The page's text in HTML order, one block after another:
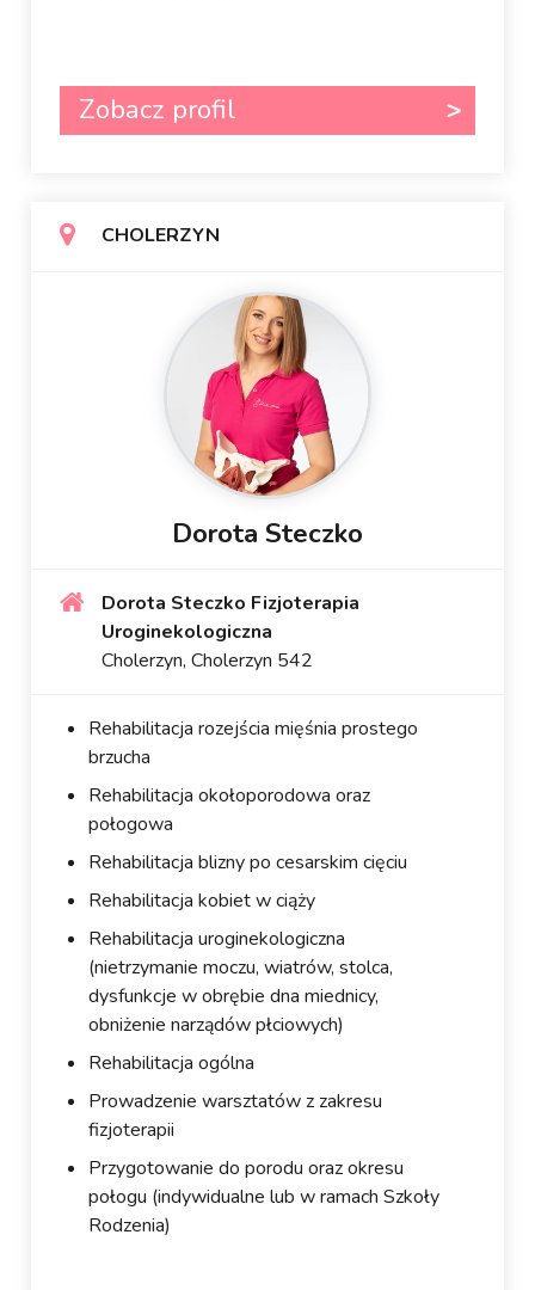
Zobacz profil
CHOLERZYN
Dorota Steczko
Dorota Steczko Fizjoterapia
Uroginekologiczna
Cholerzyn, Cholerzyn 542
Rehabilitacja rozejścia mięśnia prostego
brzucha
Rehabilitacja okołoporodowa oraz
połogowa
Rehabilitacja blizny po cesarskim cięciu
Rehabilitacja kobiet w ciąży
Rehabilitacja uroginekologiczna
(nietrzymanie moczu, wiatrów, stolca,
dysfunkcje w obrębie dna miednicy,
obniżenie narządów płciowych)
Rehabilitacja ogólna
Prowadzenie warsztatów z zakresu
fizjoterapii
Przygotowanie do porodu oraz okresu
połogu (indywidualne lub w ramach Szkoły
Rodzenia)